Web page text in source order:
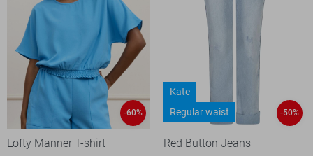
-60%
Lofty Manner T-shirt
Kate
Regular waist
-50%
Red Button Jeans